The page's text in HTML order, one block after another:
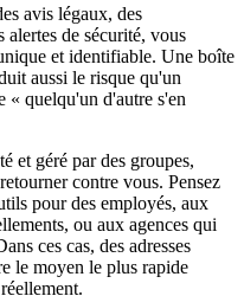
avis légaux, des
alertes de sécurité, vous
et identifiable. Une boîte
aussi le risque qu'un
« quelqu'un d'autre s'en
et géré par des groupes,
contre vous. Pensez
pour des employés, aux
ou aux agences qui
ces cas, des adresses
le moyen le plus rapide